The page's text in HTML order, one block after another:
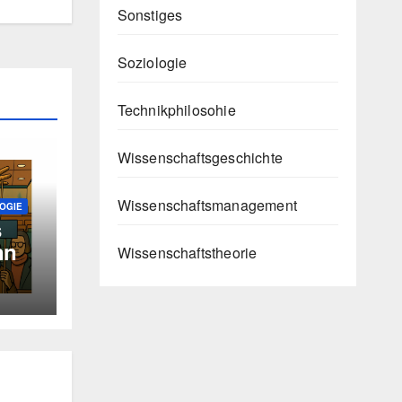
Sonstiges
Soziologie
Technikphilosohie
Wissenschaftsgeschichte
Wissenschaftsmanagement
Wissenschaftstheorie